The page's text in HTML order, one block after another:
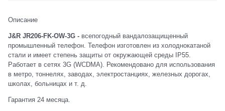
Описание
J&R JR206-FK-OW-3G - всепогодный вандалозащищенный
промышленный телефон. Телефон изготовлен из холоднокатаной
стали и имеет степень защиты от окружающей среды IP55.
Работает в сетях 3G (WCDMA). Рекомендовано для использования
в метро, тоннелях, заводах, электростанциях, железных дорогах,
школах, больницах и т. д.
Гарантия 24 месяца.